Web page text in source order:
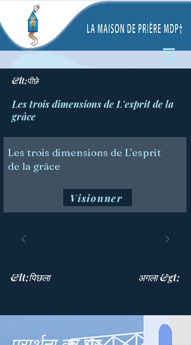
&lt;पीछे
Les trois dimensions de L'esprit de la
grâce
Les trois dimensions de L'esprit
de la grâce
Visionner
&lt;पिछला अगला &gt;